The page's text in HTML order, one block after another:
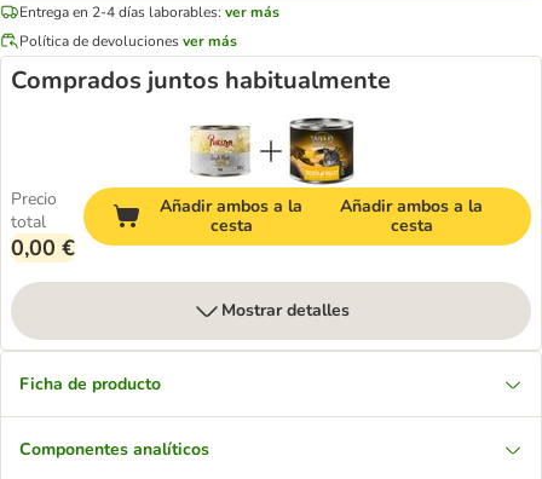
Entrega en 2-4 días laborables: ver más
Política de devolucionesver más
Comprados juntos habitualmente
Precio
total
0,00 €
Añadir ambos a la
cesta
Añadir ambos a la
cesta
Mostrar detalles
Ficha de producto
Componentes analíticos